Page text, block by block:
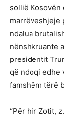
sollië Kosovën
marrëveshjeje
ndalua
nënshkruante
presidentit
që ndoqi edhe
famshëm tërë
“Për hir Zotit,